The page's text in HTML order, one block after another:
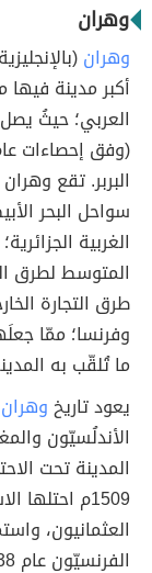
وهران
وهران
أكبر مدينة
العربي؛ حيثُ
البربر. تقع
سواحل البحر
الغربية
المتوسط لطرق
طرق التجارة
وفرنسا؛ ممّا
ما تُلقّب به
يعود تاريخوهران
الأندلُسيّون
المدينة تحت
العثمانيون،